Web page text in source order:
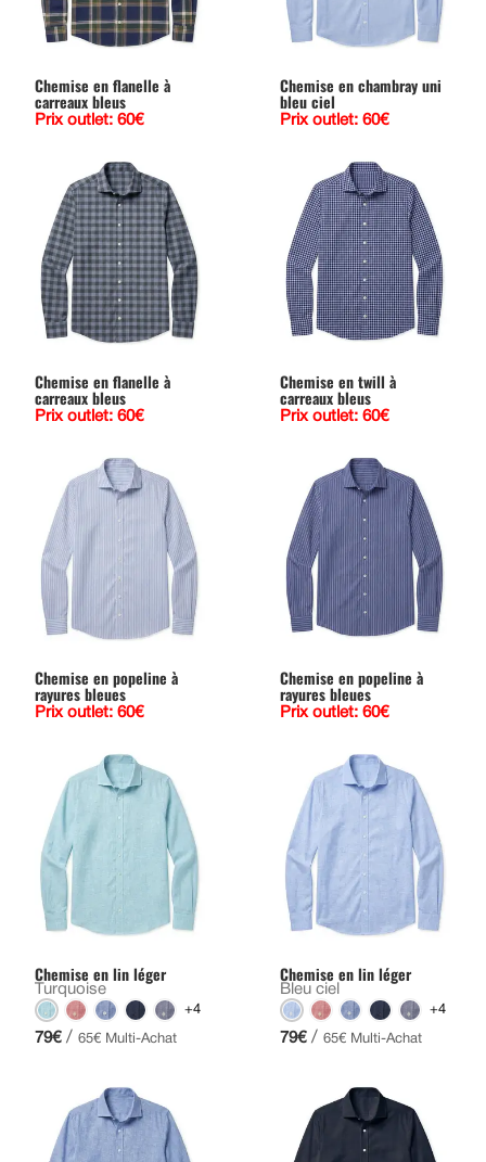
Chemise en flanelle à
carreaux bleus
Prix outlet: 60€
Chemise en chambray uni
bleu ciel
Prix outlet: 60€
Chemise en flanelle à
carreaux bleus
Prix outlet: 60€
Chemise en twill à
carreaux bleus
Prix outlet: 60€
Chemise en popeline à
rayures bleues
Prix outlet: 60€
Chemise en popeline à
rayures bleues
Prix outlet: 60€
Chemise en lin léger
Turquoise
+4
79€ / 65€ Multi-Achat
Chemise en lin léger
Bleu ciel
+4
79€ / 65€ Multi-Achat